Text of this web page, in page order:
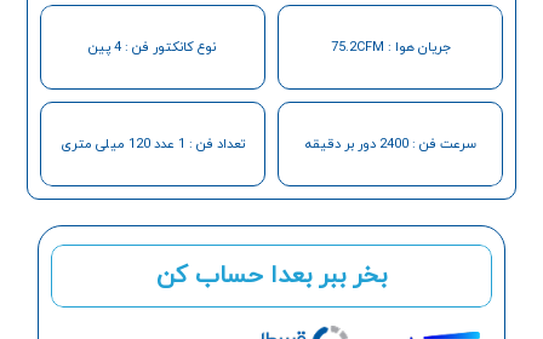
بخر ببر بعدا حساب کن
جریان هوا : 75.2CFM نوع کانکتور فن : 4 پین
سرعت فن : 2400 دور بر دقیقه تعداد فن‌ : 1 عدد 120 میلی متری